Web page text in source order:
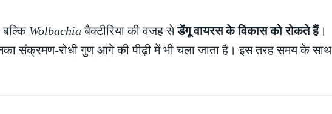
बल्कि Wolbachiaबैक्टीरिया की वजह सेडेंगू वायरस के विकास को रोकते हैं।
संक्रमण-रोधी गुण आगे की पीढ़ी में भी चला जाता है। इस तरह समय के साथ